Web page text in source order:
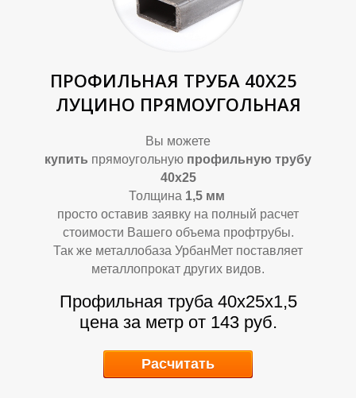
М
ПРОФИЛЬНАЯ ТРУБА 40Х25
ЛУЦИНО ПРЯМОУГОЛЬНАЯ
Вы можете
купить прямоугольную профильную трубу
40х25
Толщина 1,5мм
просто оставив заявку на полный расчет
стоимости Вашего объема профтрубы.
Так же металлобаза УрбанМет поставляет
металлопрокат других видов.
Профильная труба 40х25х1,5
цена за метр от 143 руб.
Расчитать
М